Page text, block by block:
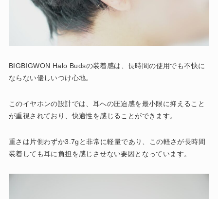
BIGBIGWON Halo Budsの装着感は、長時間の使用でも不快に
ならない優しいつけ心地。
このイヤホンの設計では、耳への圧迫感を最小限に抑えること
が重視されており、快適性を感じることができます。
重さは片側わずか3.7gと非常に軽量であり、この軽さが長時間
装着しても耳に負担を感じさせない要因となっています​。